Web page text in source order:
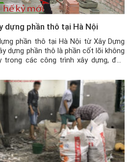
dựng phần thô tại Hà Nội
phần thô tại Hà Nội từ Xây Dựng
dựng phần thô là phần cốt lõi không
các công trình xây dựng, đặc